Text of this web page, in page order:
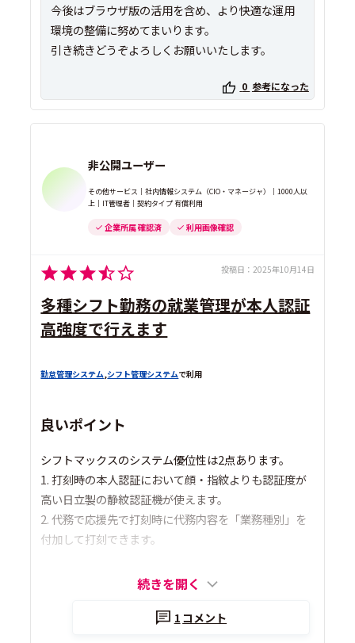
今後はブラウザ版の活用を含め、より快適な運用
環境の整備に努めてまいります。
引き続きどうぞよろしくお願いいたします。
0 参考になった
非公開ユーザー
その他サービス｜社内情報システム（CIO・マネージャ）｜1000人以
上｜IT管理者｜契約タイプ 有償利用
企業所属 確認済 利用画像確認
投稿日： 2025年10月14日
多種シフト勤務の就業管理が本人認証
高強度で行えます
勤怠管理システム,シフト管理システムで利用
良いポイント
シフトマックスのシステム優位性は2点あります。
1. 打刻時の本人認証において顔・指紋よりも認証度が
高い日立製の静紋認証機が使えます。
2. 代務で応援先で打刻時に代務内容を「業務種別」を
付加して打刻できます。
続きを開く
1 コメント